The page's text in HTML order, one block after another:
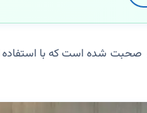
صحبت شده است که با استفاده